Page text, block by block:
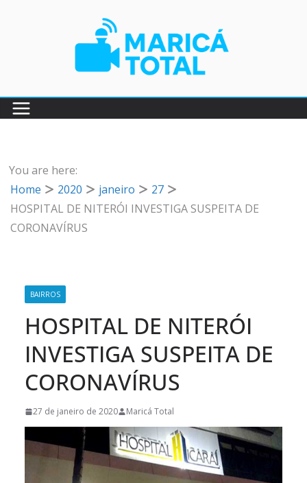
You are here:
Home
2020 janeiro
27
HOSPITAL DE NITERÓI INVESTIGA SUSPEITA DE
CORONAVÍRUS
BAIRROS
HOSPITAL DE NITERÓI
INVESTIGA SUSPEITA DE
CORONAVÍRUS
27 de janeiro de 2020 Maricá Total